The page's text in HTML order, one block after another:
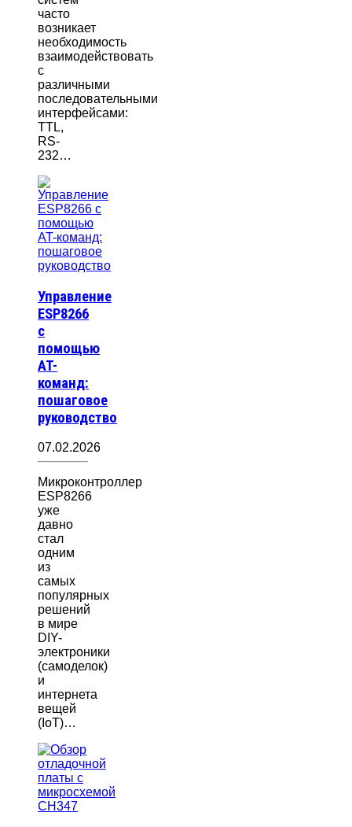
часто
возникает
необходимость
взаимодействовать
с
различными
последовательными
интерфейсами:
TTL,
RS-
232…
Управление
ESP8266
с
помощью
AT-
команд:
пошаговое
руководство
07.02.2026
Микроконтроллер
ESP8266
уже
давно
стал
одним
из
самых
популярных
решений
в мире
DIY-
электроники
(самоделок)
и
интернета
вещей
(IoT)…